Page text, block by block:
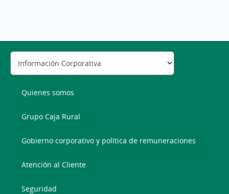
Quienes somos
Grupo Caja Rural
Gobierno corporativo y política de remuneraciones
Atención al Cliente
Seguridad